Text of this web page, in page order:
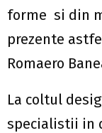
forme si din
prezente
Romaero
La coltul
specialistii in